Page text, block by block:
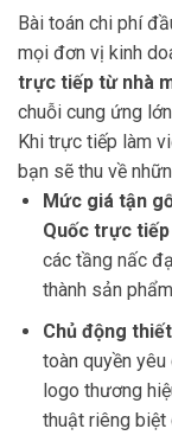
Bài toán chi phí
mọi đơn vị kinh
trực tiếp từ nhà
chuỗi cung ứng
Khi trực tiếp làm
bạn sẽ thu về
Mức giá tận
Quốc trực
các tầng nấc
thành sản
Chủ động
toàn quyền
logo thương
thuật riêng biệt